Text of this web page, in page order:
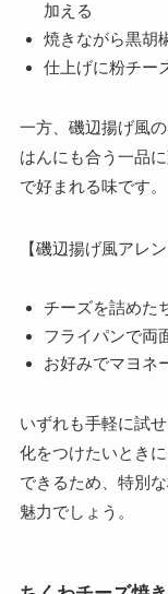
加える
焼きながら黒胡
仕上げに粉チー
一方、磯辺揚げ風
はんにも合う一品
で好まれる味です。
【磯辺揚げ風アレン
チーズを詰めた
フライパンで両
お好みでマヨネ
いずれも手軽に試
化をつけたいとき
できるため、特別
魅力でしょう。